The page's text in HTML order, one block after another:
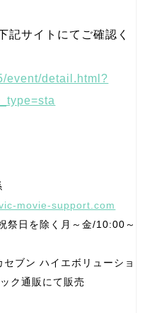
記サイトにてご確認く
event/detail.html?
movie-support.com
祭日を除く月～金/10:00～
ブン ハイエボリューショ
ク通販にて販売